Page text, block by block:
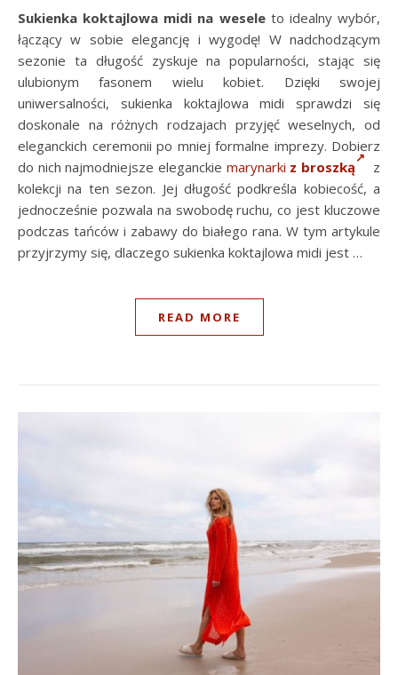
Sukienka koktajlowa midi na weseleto idealny wybór,
łączący w sobie elegancję i wygodę! W nadchodzącym
sezonie ta długość zyskuje na popularności, stając się
ulubionym fasonem wielu kobiet. Dzięki swojej
uniwersalności, sukienka koktajlowa midi sprawdzi się
doskonale na różnych rodzajach przyjęć weselnych, od
eleganckich ceremonii po mniej formalne imprezy. Dobierz
do nich najmodniejsze eleganckie marynarki z broszką
z
kolekcji na ten sezon. Jej długość podkreśla kobiecość, a
jednocześnie pozwala na swobodę ruchu, co jest kluczowe
podczas tańców i zabawy do białego rana. W tym artykule
przyjrzymy się, dlaczego sukienka koktajlowa midi jest …
READ MORE